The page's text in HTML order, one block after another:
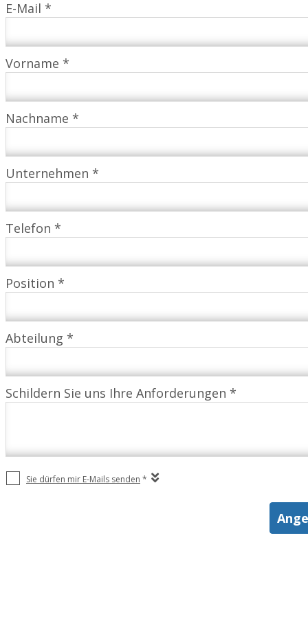
E-Mail *
Vorname *
Nachname *
Unternehmen *
Telefon *
Position *
Abteilung *
Schildern Sie uns Ihre Anforderungen *
Sie dürfen mir E-Mails senden *